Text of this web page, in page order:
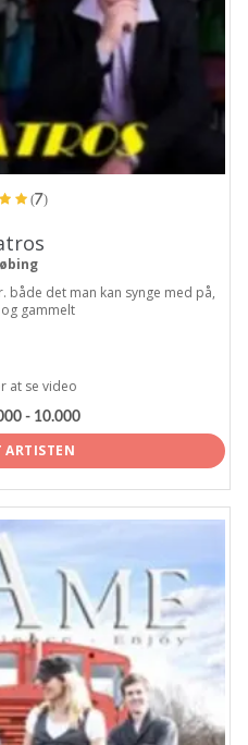
(7)
både det man kan synge med på,
gammelt
at se video
- 10.000
ARTISTEN